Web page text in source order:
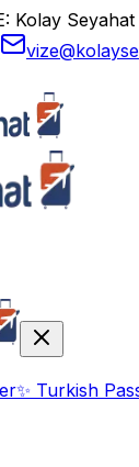
Kolay
✨ Turkish